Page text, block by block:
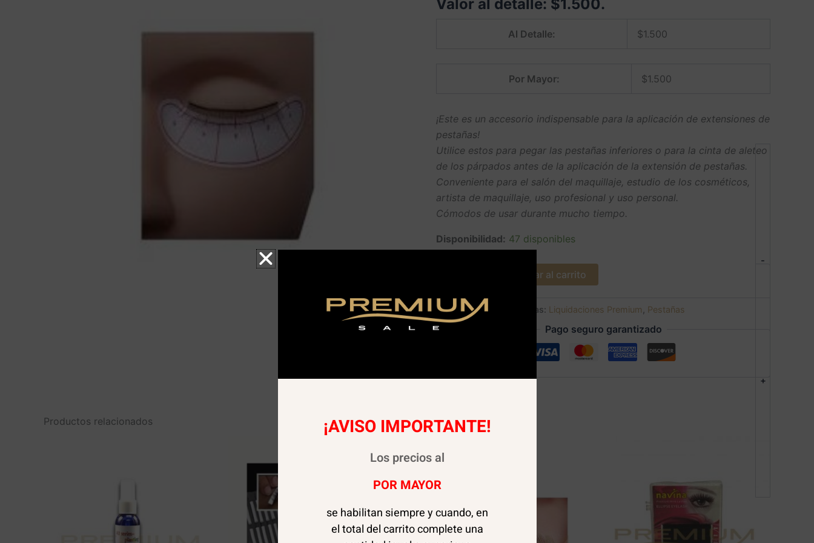
5.00
sobre
Valor al detalle: $1.500.
Al Detalle: $1.500
Por Mayor: $1.500
¡Este es un accesorio indispensable para la aplicación de extensiones de
pestañas!
Utilice estos para pegar las pestañas inferiores o para la cinta de aleteo
de los párpados antes de la aplicación de la extensión de pestañas.
Conveniente para el salón del maquillaje, estudio de los cosméticos,
artista de maquillaje, uso profesional y uso personal.
Cómodos de usar durante mucho tiempo.
Disponibilidad: 47 disponibles
-
+
Agregar al carrito
SKU: 05030 Categorías: Liquidaciones Premium Pestañas
Pago seguro garantizado
Productos relacionados ¡AVISO IMPORTANTE!
Los precios al
POR MAYOR
se habilitan siempre y cuando, en
el total del carrito complete una